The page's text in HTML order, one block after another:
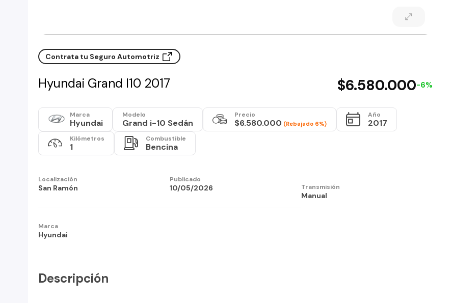
Contrata tu Seguro Automotriz
Hyundai Grand I10 2017 $6.580.000-6%
Marca
Hyundai
Modelo
Grand i-10 Sedán
Precio
$6.580.000 (Rebajado 6%)
Año
2017
Kilómetros
1
Combustible
Bencina
Localización
San Ramón
Publicado
10/05/2026 Transmisión
Manual
Marca
Hyundai
Descripción